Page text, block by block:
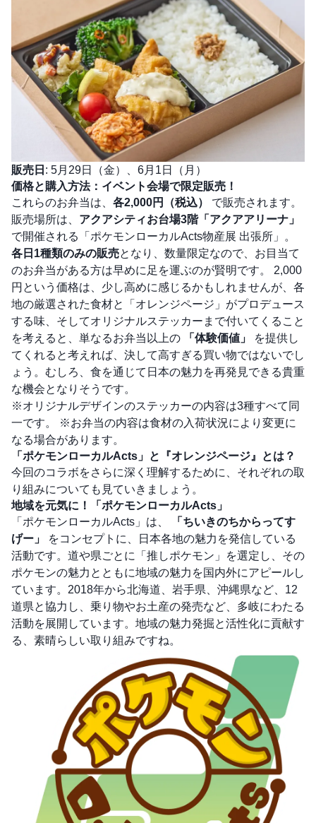
販売日 : 5月29日（金）、6月1日（月）
価格と購入方法：イベント会場で限定販売！
これらのお弁当は、 各2,000円（税込）
で販売されます。
販売場所は、 アクアシティお台場3階「アクアアリーナ」
で開催される「ポケモンローカルActs物産展 出張所」。
各日1種類のみの販売となり、数量限定なので、お目当て
のお弁当がある方は早めに足を運ぶのが賢明です。 2,000
円という価格は、少し高めに感じるかもしれませんが、各
地の厳選された食材と「オレンジページ」がプロデュース
する味、そしてオリジナルステッカーまで付いてくること
を考えると、単なるお弁当以上の
「体験価値」
を提供し
てくれると考えれば、決して高すぎる買い物ではないでし
ょう。むしろ、食を通じて日本の魅力を再発見できる貴重
な機会となりそうです。
※オリジナルデザインのステッカーの内容は3種すべて同
一です。 ※お弁当の内容は食材の入荷状況により変更に
なる場合があります。
「ポケモンローカルActs」と『オレンジページ』とは？
今回のコラボをさらに深く理解するために、それぞれの取
り組みについても見ていきましょう。
地域を元気に！「ポケモンローカルActs」
「ポケモンローカルActs」は、
「ちいきのちからってす
げー」
をコンセプトに、日本各地の魅力を発信している
活動です。道や県ごとに「推しポケモン」を選定し、その
ポケモンの魅力とともに地域の魅力を国内外にアピールし
ています。2018年から北海道、岩手県、沖縄県など、12
道県と協力し、乗り物やお土産の発売など、多岐にわたる
活動を展開しています。地域の魅力発掘と活性化に貢献す
る、素晴らしい取り組みですね。